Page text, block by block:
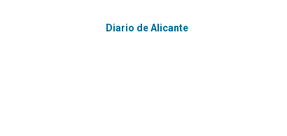
Diario de Alicante